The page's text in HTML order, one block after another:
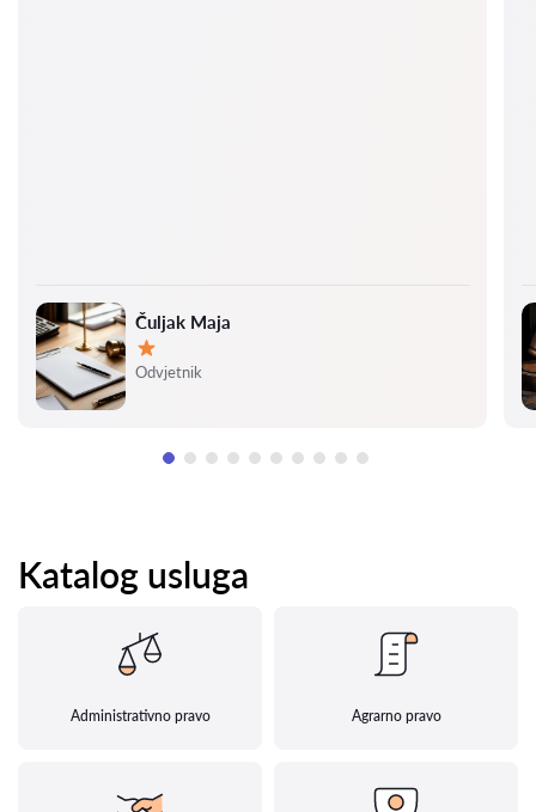
Čuljak Maja
Ocjena:
Odvjetnik
Katalog usluga
Administrativno pravo Agrarno pravo